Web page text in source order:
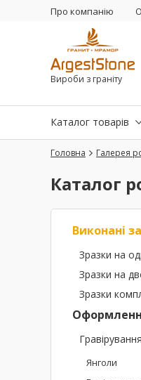
Про компанію
Вироби з граніту
Каталог товарів
Головна Галерея
Каталог
Виконані
Зразки на
Зразки на
Зразки
Гравірування
Янголи